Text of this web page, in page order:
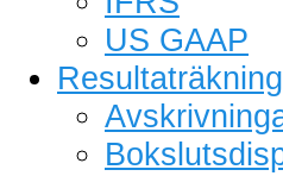
US GAAP
Resultaträkning